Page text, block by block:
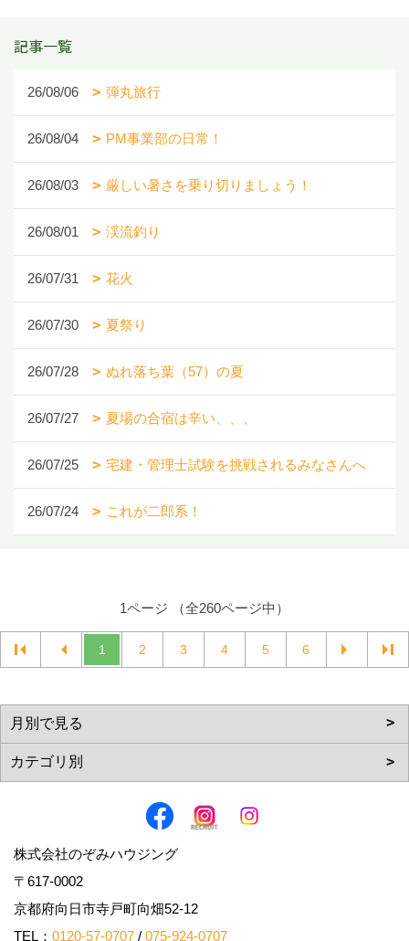
記事一覧
26/08/06 弾丸旅行
26/08/04 PM事業部の日常！
26/08/03 厳しい暑さを乗り切りましょう！
26/08/01 渓流釣り
26/07/31 花火
26/07/30 夏祭り
26/07/28 ぬれ落ち葉（57）の夏
26/07/27 夏場の合宿は辛い、、、
26/07/25 宅建・管理士試験を挑戦されるみなさんへ
26/07/24 これが二郎系！
1ページ （全260ページ中）
1 2 3 4 5 6
株式会社のぞみハウジング
〒617-0002
京都府向日市寺戸町向畑52-12
TEL： 0120-57-0707 / 075-924-0707